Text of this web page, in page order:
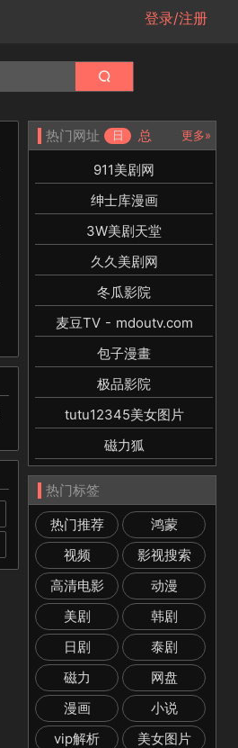
登录/注册
热门网址 日 总 更多»
911美剧网
绅士库漫画
3W美剧天堂
久久美剧网
冬瓜影院
麦豆TV - mdoutv.com
包子漫畫
极品影院
tutu12345美女图片
磁力狐
热门标签
热门推荐
鸿蒙
视频
影视搜索
高清电影
动漫
美剧
韩剧
日剧
泰剧
磁力
网盘
漫画
小说
vip解析
美女图片